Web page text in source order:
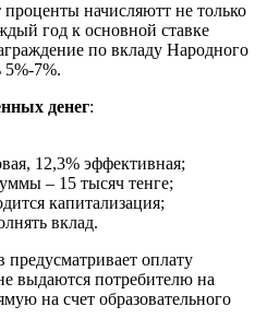
начисляютт не только
год к основной ставке
по вкладу Народного
5%-7%.
денег:
12,3% эффективная;
– 15 тысяч тенге;
капитализация;
вклад.
предусматривает оплату
выдаются потребителю на
на счет образовательного